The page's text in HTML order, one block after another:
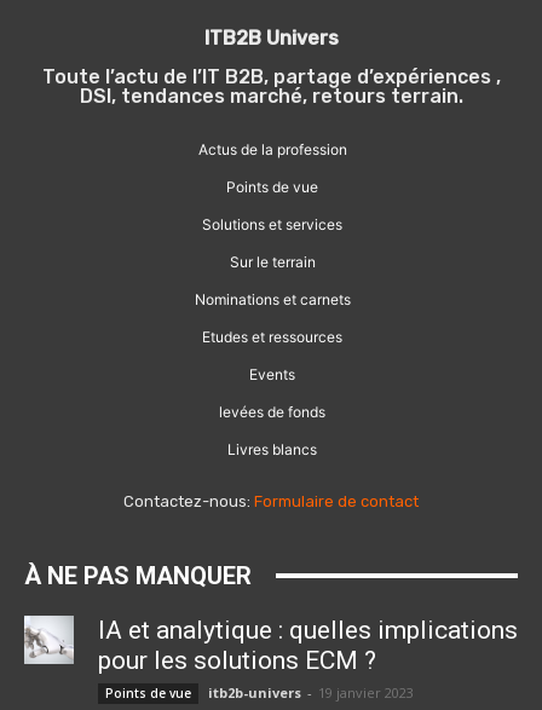
ITB2B Univers
Toute l’actu de l’IT B2B, partage d’expériences ,
DSI, tendances marché, retours terrain.
Actus de la profession
Points de vue
Solutions et services
Sur le terrain
Nominations et carnets
Etudes et ressources
Events
levées de fonds
Livres blancs
Contactez-nous: Formulaire de contact
À NE PAS MANQUER
IA et analytique : quelles implications
pour les solutions ECM ?
Points de vue itb2b-univers - 19 janvier 2023